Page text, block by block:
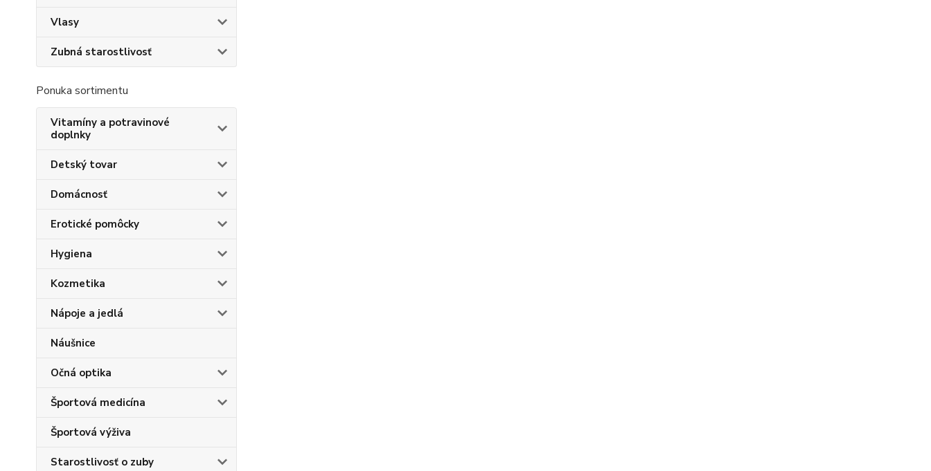
Vlasy
Zubná starostlivosť
Ponuka sortimentu
Vitamíny a potravinové
doplnky
Detský tovar
Domácnosť
Erotické pomôcky
Hygiena
Kozmetika
Nápoje a jedlá
Náušnice
Očná optika
Športová medicína
Športová výživa
Starostlivosť o zuby